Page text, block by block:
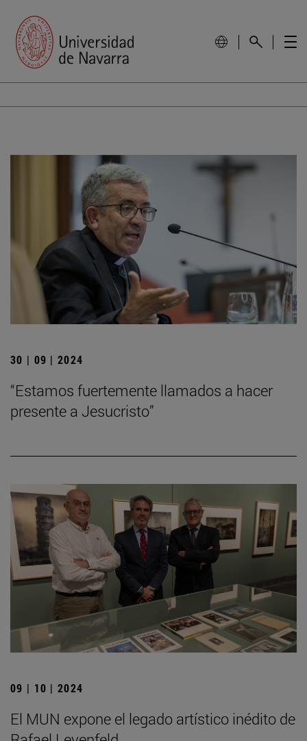
30 | 09 | 2024
“Estamos fuertemente llamados a hacer
presente a Jesucristo”
09 | 10 | 2024
El MUN expone el legado artístico inédito de